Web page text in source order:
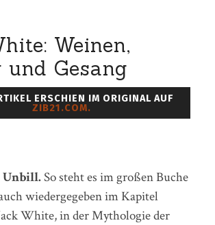
Weinen,
und Gesang
ERSCHIEN IM ORIGINAL AUF
ZIB21.COM.
Unbill.So steht es im großen Buche
wiedergegeben im Kapitel
White, in der Mythologie der